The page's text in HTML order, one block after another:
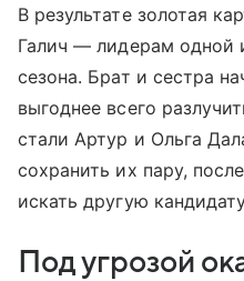
В результате золотая
Галич — лидерам одной
сезона. Брат и сестра
выгоднее всего
стали Артур и Ольга
сохранить их пару,
искать другую
Под угрозой